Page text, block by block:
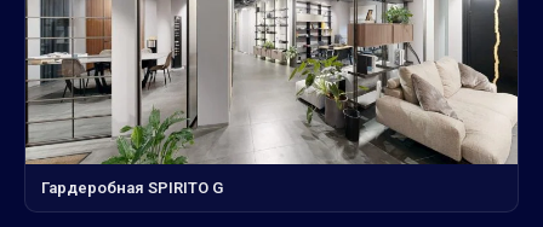
Гардеробная SPIRITO G